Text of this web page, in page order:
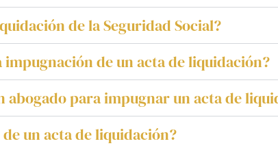
de la Seguridad Social?
de un acta de liquidación?
abogado para impugnar un acta de
un acta de liquidación?